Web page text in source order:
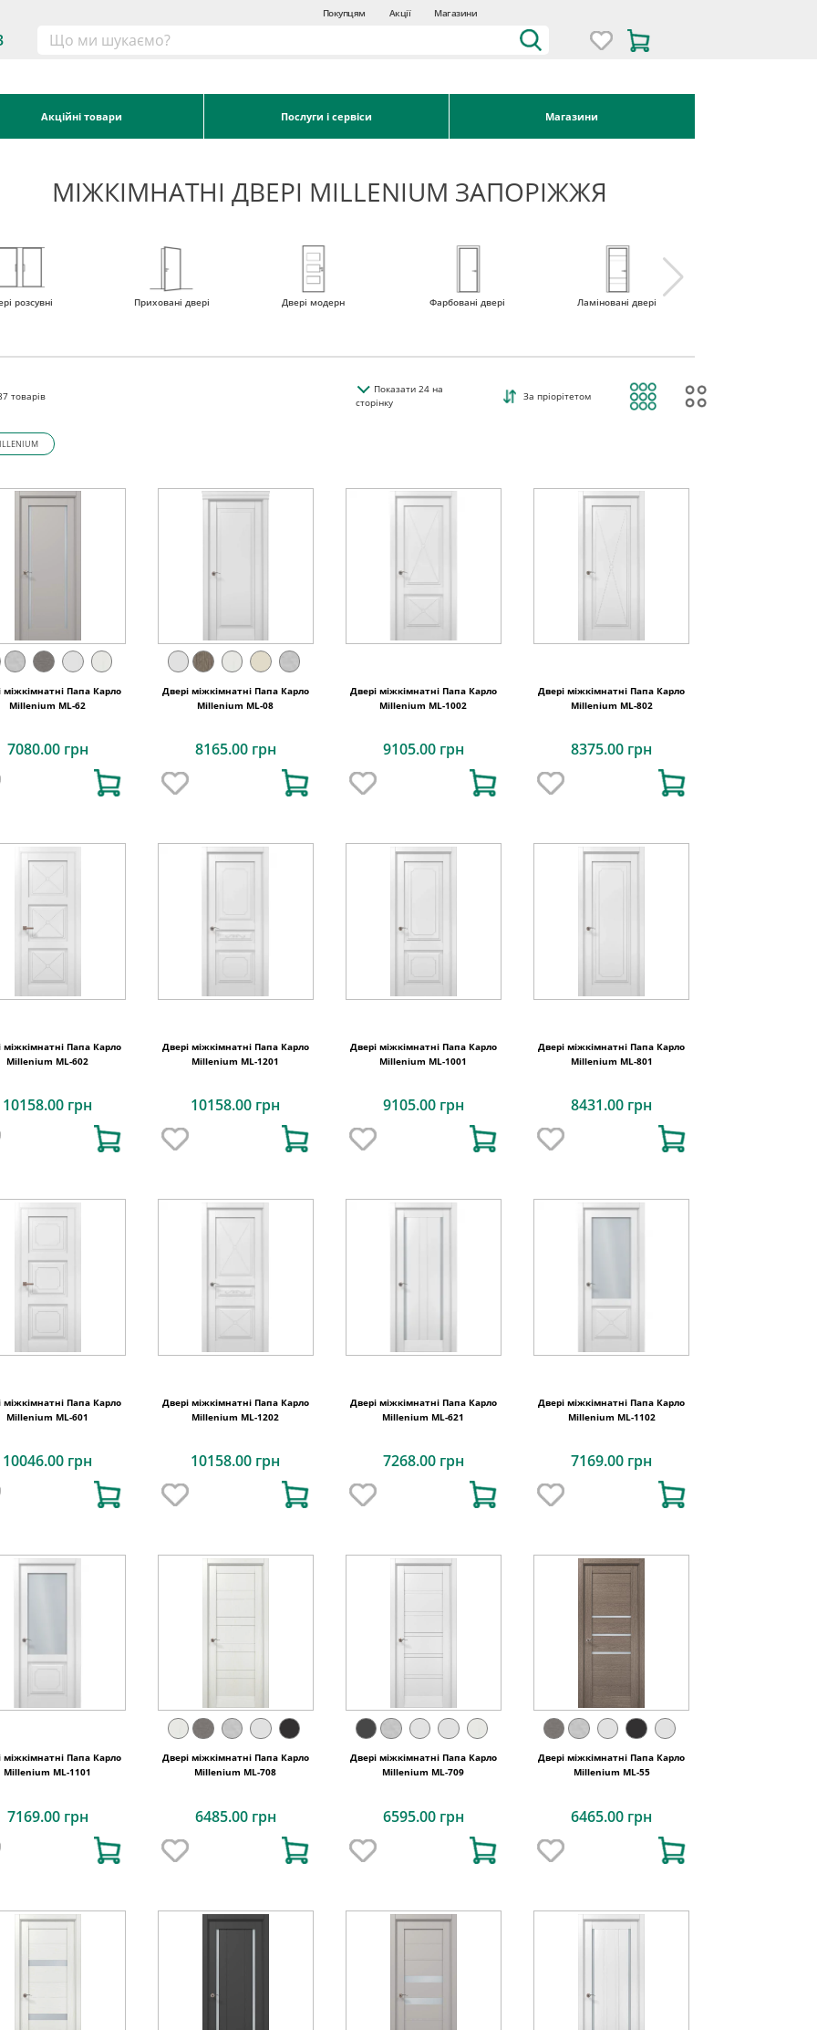
Покупцям Акції Магазини
Акційні товари Послуги і сервіси Магазини
МІЖКІМНАТНІ ДВЕРІ MILLENIUM ЗАПОРІЖЖЯ
розсувні Приховані двері Двері модерн Фарбовані двері Ламіновані двері
товарів
Показати24на
сторінку
За пріорітетом
міжкімнатні Папа Карло
Millenium ML-62
7080.00 грн
Двері міжкімнатні Папа Карло
Millenium ML-08
8165.00 грн
Двері міжкімнатні Папа Карло
Millenium ML-1002
9105.00 грн
Двері міжкімнатні Папа Карло
Millenium ML-802
8375.00 грн
міжкімнатні Папа Карло
Millenium ML-602
10158.00 грн
Двері міжкімнатні Папа Карло
Millenium ML-1201
10158.00 грн
Двері міжкімнатні Папа Карло
Millenium ML-1001
9105.00 грн
Двері міжкімнатні Папа Карло
Millenium ML-801
8431.00 грн
міжкімнатні Папа Карло
Millenium ML-601
10046.00 грн
Двері міжкімнатні Папа Карло
Millenium ML-1202
10158.00 грн
Двері міжкімнатні Папа Карло
Millenium ML-621
7268.00 грн
Двері міжкімнатні Папа Карло
Millenium ML-1102
7169.00 грн
міжкімнатні Папа Карло
Millenium ML-1101
7169.00 грн
Двері міжкімнатні Папа Карло
Millenium ML-708
6485.00 грн
Двері міжкімнатні Папа Карло
Millenium ML-709
6595.00 грн
Двері міжкімнатні Папа Карло
Millenium ML-55
6465.00 грн